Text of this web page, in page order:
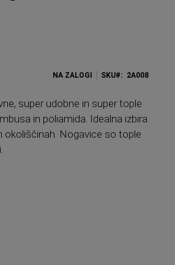
NA ZALOGI SKU 2A008
super udobne in super tople
in poliamida. Idealna izbira
okoliščinah. Nogavice so tople